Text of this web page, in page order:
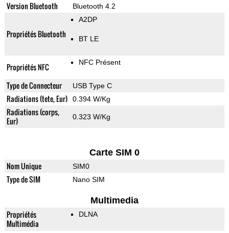
Version Bluetooth Bluetooth 4.2
Propriétés Bluetooth
A2DP
BT LE
Propriétés NFC NFC Présent
Type de Connecteur USB Type C
Radiations (tete, Eur) 0.394 W/Kg
Radiations (corps,
Eur)
0.323 W/Kg
Carte SIM 0
Nom Unique SIM0
Type de SIM Nano SIM
Multimedia
Propriétés
Multimédia
DLNA